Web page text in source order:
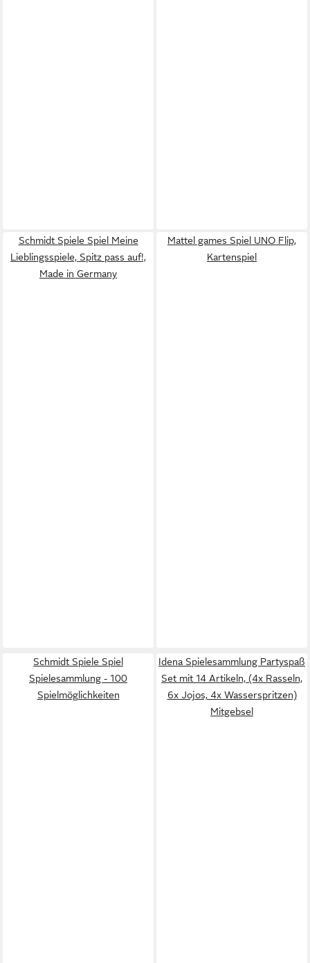
Schmidt Spiele Spiel Meine
Lieblingsspiele, Spitz pass auf!,
Made in Germany
Mattel games Spiel UNO Flip,
Kartenspiel
Schmidt Spiele Spiel
Spielesammlung - 100
Spielmöglichkeiten
Idena Spielesammlung Partyspaß
Set mit 14 Artikeln, (4x Rasseln,
6x Jojos, 4x Wasserspritzen)
Mitgebsel